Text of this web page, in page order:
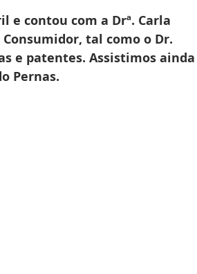
e contou com a Drª. Carla
tal como o Dr.
e patentes. Assistimos ainda
Pernas.